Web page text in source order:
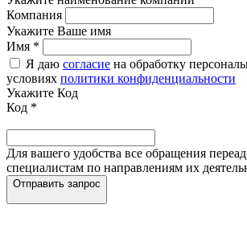
Компания
Укажите Ваше имя
Имя *
Я даю согласие на обработку
условиях политики конфиденциальности
Укажите Код
Код *
Для вашего удобства все обращения
специалистам по направлениям их
Отправить запрос